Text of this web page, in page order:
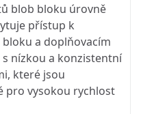
blob bloku úrovně
přístup k
a doplňovacím
nízkou a konzistentní
které jsou
pro vysokou rychlost